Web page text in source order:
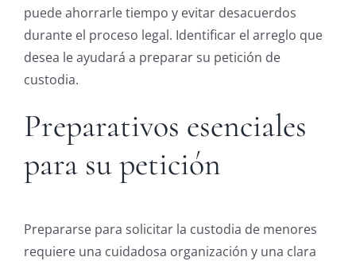
puede ahorrarle tiempo y evitar desacuerdos
durante el proceso legal. Identificar el arreglo que
desea le ayudará a preparar su petición de
custodia.
Preparativos esenciales
para su petición
Prepararse para solicitar la custodia de menores
requiere una cuidadosa organización y una clara